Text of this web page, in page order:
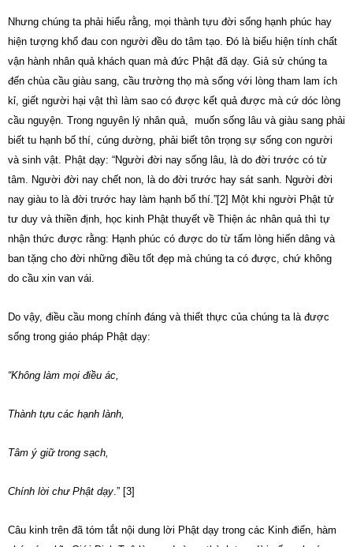
Nhưng chúng ta phải hiểu rằng, mọi thành tựu đời sống hạnh phúc hay
hiện tượng khổ đau con người đều do tâm tạo. Đó là biểu hiện tính chất
vận hành nhân quả khách quan mà đức Phật đã dạy. Giả sử chúng ta
đến chùa cầu giàu sang, cầu trường thọ mà sống với lòng tham lam ích
kỉ, giết người hại vật thì làm sao có được kết quả được mà cứ dóc lòng
cầu nguyện. Trong nguyên lý nhân quả, muốn sống lâu và giàu sang phải
biết tu hạnh bố thí, cúng dường, phải biết tôn trọng sự sống con người
và sinh vật. Phật dạy: “Người đời nay sống lâu, là do đời trước có từ
tâm. Người đời nay chết non, là do đời trước hay sát sanh. Người đời
nay giàu to là đời trước hay làm hạnh bố thí.”[2] Một khi người Phật tử
tư duy và thiền định, học kinh Phật thuyết về Thiện ác nhân quả thì tự
nhận thức được rằng: Hạnh phúc có được do từ tấm lòng hiến dâng và
ban tặng cho đời những điều tốt đẹp mà chúng ta có được, chứ không
do cầu xin van vái.
Do vậy, điều cầu mong chính đáng và thiết thực của chúng ta là được
sống trong giáo pháp Phật dạy:
“Không làm mọi điều ác,
Thành tựu các hạnh lành,
Tâm ý giữ trong sạch,
Chính lời chư Phật dạy.” [3]
Câu kinh trên đã tóm tắt nội dung lời Phật dạy trong các Kinh điển, hàm